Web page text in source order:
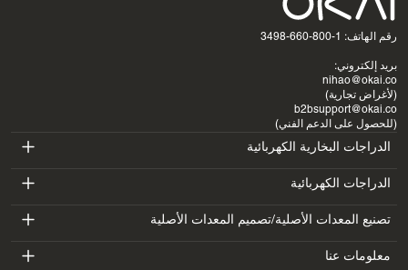
رقم الهاتف: 1-800-660-3498
بريد إلكتروني:
nihao@okai.co
(لأغراض تجارية)
b2bsupport@okai.co
(للحصول على الدعم الفني)
الدراجات البخارية الكهربائية
ES400A
ES410
ES600P
الدراجات الكهربائية
EB100B
EB300
تصنيع المعدات الأصلية/تصميم المعدات الأصلية
SV3
معلومات عنا